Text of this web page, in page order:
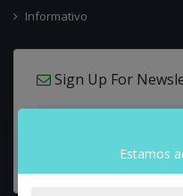
Informativo
Sign Up For
Estamos